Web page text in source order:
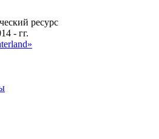
ресурс
- гг.